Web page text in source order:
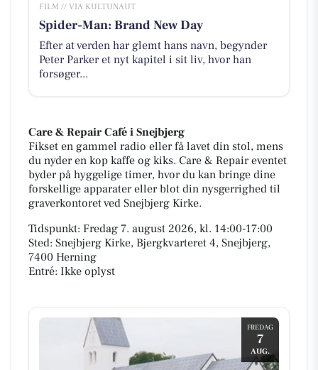
FILM // VIA KULTUNAUT
Spider-Man: Brand New Day
Efter at verden har glemt hans navn, begynder
Peter Parker et nyt kapitel i sit liv, hvor han
forsøger...
Care & Repair Café i Snejbjerg
Fikset en gammel radio eller få lavet din stol, mens
du nyder en kop kaffe og kiks. Care & Repair eventet
byder på hyggelige timer, hvor du kan bringe dine
forskellige apparater eller blot din nysgerrighed til
graverkontoret ved Snejbjerg Kirke.
Tidspunkt: Fredag 7. august 2026, kl. 14:00-17:00
Sted: Snejbjerg Kirke, Bjergkvarteret 4, Snejbjerg,
7400 Herning
Entré: Ikke oplyst
FREDAG
7
AUG.